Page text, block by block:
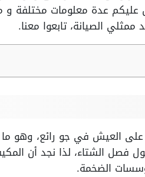
عليكم عدة معلومات مختلفة
الصيانة، تابعوا معنا.
على العيش في جو رائع، وهو
الشتاء، لذا نجد أن
الضخمة.